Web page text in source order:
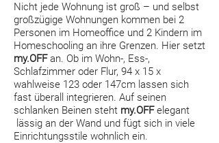
Nicht jede Wohnung ist groß – und selbst
großzügige Wohnungen kommen bei 2
Personen im Homeoffice und 2 Kindern im
Homeschooling an ihre Grenzen. Hier setzt
my.OFFan. Ob im Wohn-, Ess-,
Schlafzimmer oder Flur, 94 x 15 x
wahlweise 123 oder 147cm lassen sich
fast überall integrieren. Auf seinen
schlanken Beinen steht my.OFFelegant
lässig an der Wand und fügt sich in viele
Einrichtungsstile wohnlich ein.